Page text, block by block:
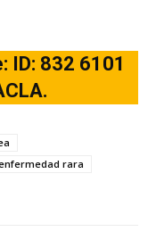
ID: 832 6101
rara